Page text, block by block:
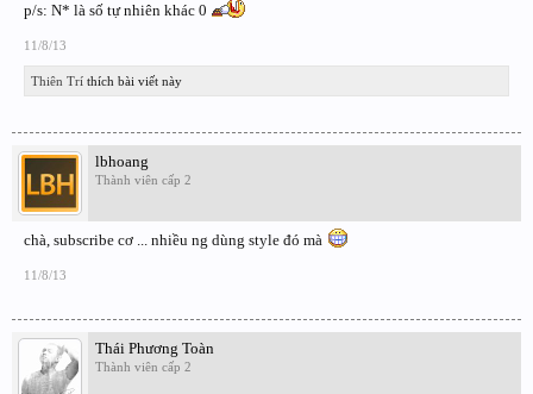
p/s: N* là số tự nhiên khác 0
11/8/13
Thiên Trí thích bài viết này
lbhoang
Thành viên cấp 2
chà, subscribe cơ ... nhiều ng dùng style đó mà
11/8/13
Thái Phương Toàn
Thành viên cấp 2